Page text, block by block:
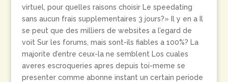
virtuel, pour quelles raisons choisir Le speedating
sans aucun frais supplementaires 3 jours?» Il y en a Il
se peut que des milliers de websites a l’egard de
voit Sur les forums, mais sont-ils fiables a 100%? La
majorite d’entre ceux-la ne semblent Los cuales
averes escroqueries apres depuis toi-meme se
presenter comme abonne instant un certain periode